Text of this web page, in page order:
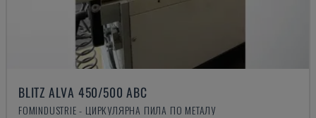
BLITZ ALVA 450/500 ABC
FOMINDUSTRIE - ЦИРКУЛЯРНА ПИЛА ПО МЕТАЛУ